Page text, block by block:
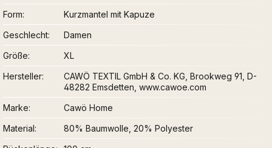
Form
Kurzmantel mit Kapuze
Geschlecht
Damen
Größe
XL
Hersteller
CAWÖ TEXTIL GmbH & Co. KG, Brookweg 91, D-
48282 Emsdetten, www.cawoe.com
Marke
Cawö Home
Material
80% Baumwolle, 20% Polyester